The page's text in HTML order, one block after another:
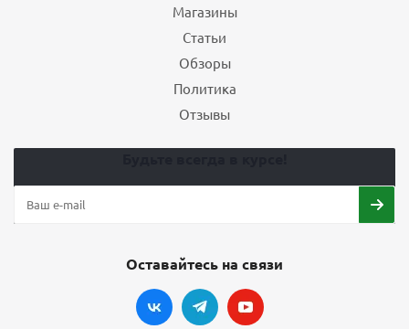
Магазины
Статьи
Обзоры
Политика
Отзывы
Оставайтесь на связи